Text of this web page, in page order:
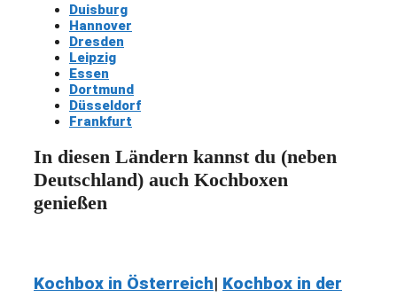
Duisburg
Hannover
Dresden
Leipzig
Essen
Dortmund
Düsseldorf
Frankfurt
In diesen Ländern kannst du (neben
Deutschland) auch Kochboxen
genießen
Kochbox in Österreich| Kochbox in der